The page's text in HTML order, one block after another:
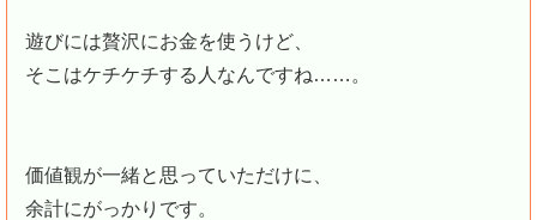
遊びには贅沢にお金を使うけど、
そこはケチケチする人なんですね……。
価値観が一緒と思っていただけに、
余計にがっかりです。